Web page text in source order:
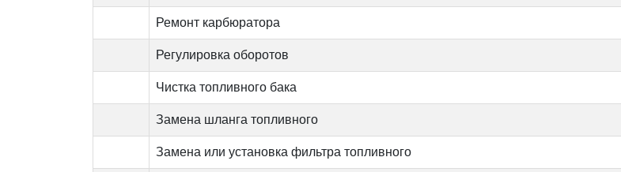
Ремонт карбюратора
Регулировка оборотов
Чистка топливного бака
Замена шланга топливного
Замена или установка фильтра топливного